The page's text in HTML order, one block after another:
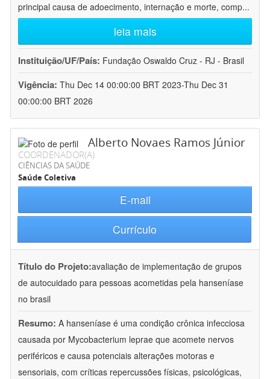
principal causa de adoecimento, internação e morte, comp...
leia mais
Instituição/UF/País: Fundação Oswaldo Cruz - RJ - Brasil
Vigência: Thu Dec 14 00:00:00 BRT 2023-Thu Dec 31
00:00:00 BRT 2026
Alberto Novaes Ramos Júnior
COORDENADOR(A)
CIÊNCIAS DA SAÚDE
Saúde Coletiva
E-mail
Currículo
Título do Projeto:avaliação de implementação de grupos
de autocuidado para pessoas acometidas pela hanseníase
no brasil
Resumo: A hanseníase é uma condição crônica infecciosa
causada por Mycobacterium leprae que acomete nervos
periféricos e causa potenciais alterações motoras e
sensoriais, com críticas repercussões físicas, psicológicas,